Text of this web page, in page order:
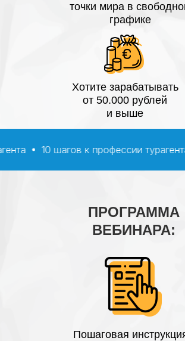
точки мира в
графике
Хотите зарабатывать
от 50.000 рублей
и выше
10 шагов к профессии
Пошаговая
ПРОГРАММА
ВЕБИНАРА: